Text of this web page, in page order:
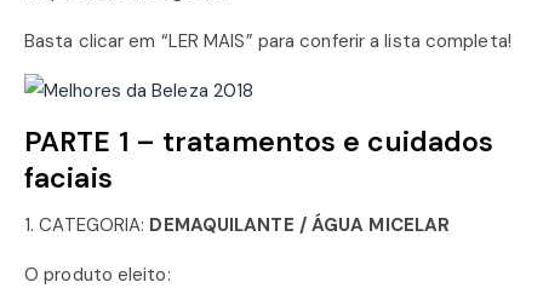
Basta clicar em “LER MAIS” para conferir a lista completa!
PARTE 1 – tratamentos e cuidados
faciais
1. CATEGORIA: DEMAQUILANTE / ÁGUA MICELAR
O produto eleito: